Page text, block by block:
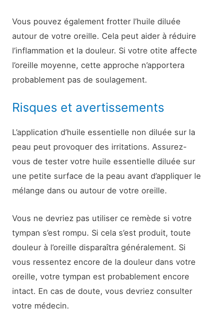
Vous pouvez également frotter l’huile diluée
autour de votre oreille. Cela peut aider à réduire
l’inflammation et la douleur. Si votre otite affecte
l’oreille moyenne, cette approche n’apportera
probablement pas de soulagement.
Risques et avertissements
L’application d’huile essentielle non diluée sur la
peau peut provoquer des irritations. Assurez-
vous de tester votre huile essentielle diluée sur
une petite surface de la peau avant d’appliquer le
mélange dans ou autour de votre oreille.
Vous ne devriez pas utiliser ce remède si votre
tympan s’est rompu. Si cela s’est produit, toute
douleur à l’oreille disparaîtra généralement. Si
vous ressentez encore de la douleur dans votre
oreille, votre tympan est probablement encore
intact. En cas de doute, vous devriez consulter
votre médecin.